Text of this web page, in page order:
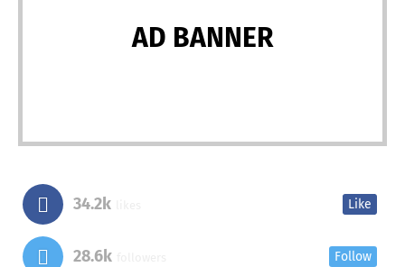
AD BANNER
34.2k Like
28.6k Follow